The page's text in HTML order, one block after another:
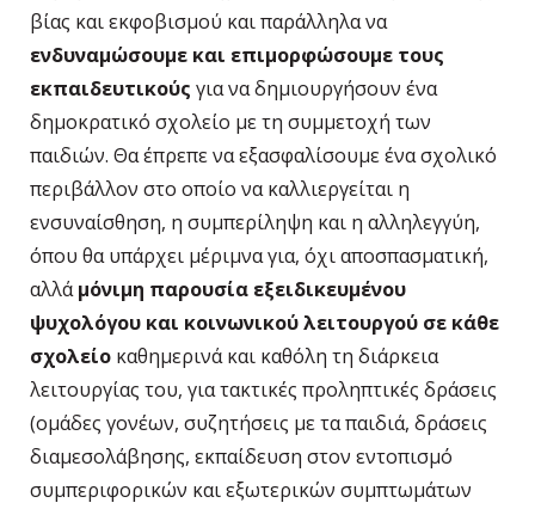
βίας και εκφοβισμού και παράλληλα να
ενδυναμώσουμε και επιμορφώσουμε τους
εκπαιδευτικούς για να δημιουργήσουν ένα
δημοκρατικό σχολείο με τη συμμετοχή των
παιδιών. Θα έπρεπε να εξασφαλίσουμε ένα σχολικό
περιβάλλον στο οποίο να καλλιεργείται η
ενσυναίσθηση, η συμπερίληψη και η αλληλεγγύη,
όπου θα υπάρχει μέριμνα για, όχι αποσπασματική,
αλλάμόνιμη παρουσία εξειδικευμένου
ψυχολόγου και κοινωνικού λειτουργού σε κάθε
σχολείο καθημερινά και καθόλη τη διάρκεια
λειτουργίας του, για τακτικές προληπτικές δράσεις
(ομάδες γονέων, συζητήσεις με τα παιδιά, δράσεις
διαμεσολάβησης, εκπαίδευση στον εντοπισμό
συμπεριφορικών και εξωτερικών συμπτωμάτων